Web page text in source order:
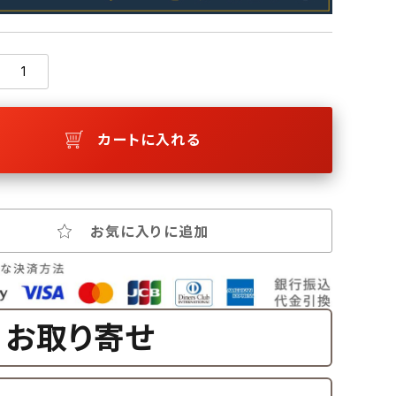
カートに入れる
お気に入りに追加
お取り寄せ